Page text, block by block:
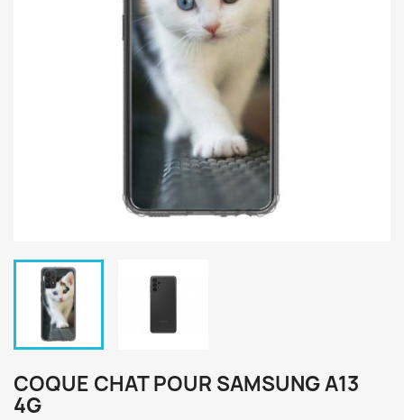
COQUE CHAT POUR SAMSUNG A13
4G